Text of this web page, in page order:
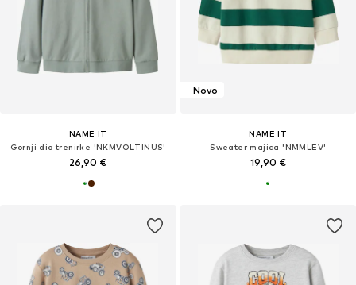
NAME IT
Gornji dio trenirke 'NKMVOLTINUS'
26,90 €
Novo
NAME IT
Sweater majica 'NMMLEV'
19,90 €